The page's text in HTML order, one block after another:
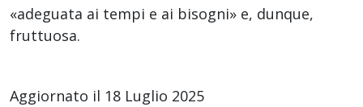
«adeguata ai tempi e ai bisogni» e, dunque,
fruttuosa.
Aggiornato il 18 Luglio 2025